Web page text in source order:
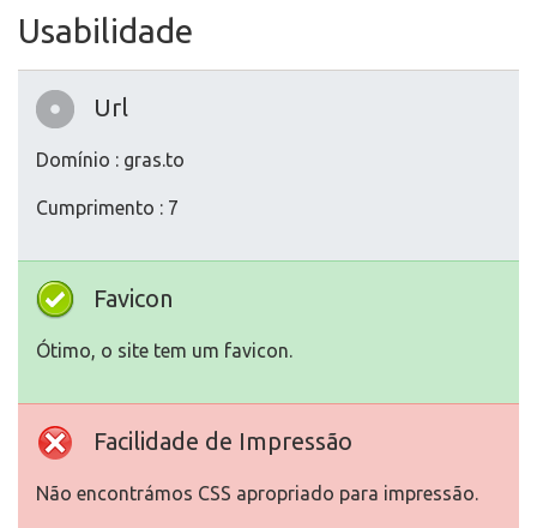
Usabilidade
Url
Domínio : gras.to
Cumprimento : 7
Favicon
Ótimo, o site tem um favicon.
Facilidade de Impressão
Não encontrámos CSS apropriado para impressão.